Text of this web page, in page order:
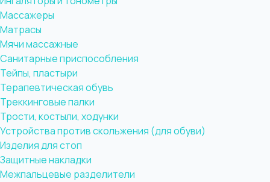
Массажеры
Матрасы
Мячи массажные
Санитарные приспособления
Тейпы, пластыри
Терапевтическая обувь
Треккинговые палки
Трости, костыли, ходунки
Устройства против скольжения (для обуви)
Изделия для стоп
Защитные накладки
Межпальцевые разделители